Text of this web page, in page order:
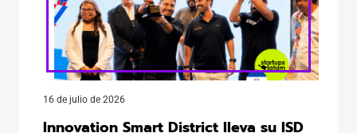
16 de julio de 2026
Innovation Smart District lleva su ISD